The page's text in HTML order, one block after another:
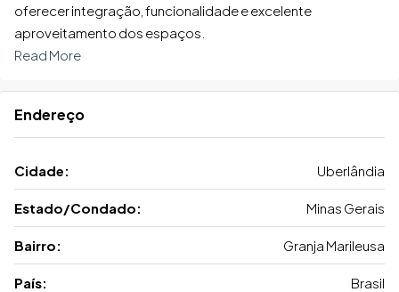
oferecer integração, funcionalidade e excelente
aproveitamento dos espaços.
Read More
Endereço
Cidade: Uberlândia
Estado/Condado: Minas Gerais
Bairro: Granja Marileusa
País: Brasil